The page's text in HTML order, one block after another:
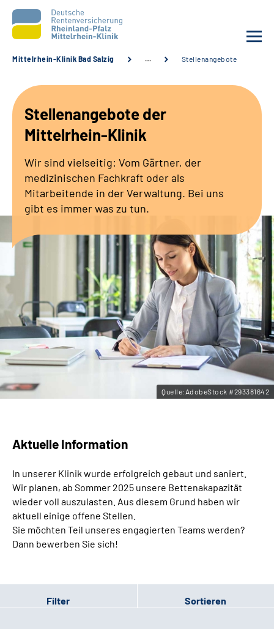
Unsere Angebote
Karriere
Zuweisende &
Leichte Sprache
Gebärdensprache
Mittelrhein-Klinik Bad Salzig … Stellenangebote
Stellenangebote der
Mittelrhein-Klinik
Wir sind vielseitig: Vom Gärtner, der
medizinischen Fachkraft oder als
Mitarbeitende in der Verwaltung. Bei uns
gibt es immer was zu tun.
Quelle:AdobeStock #293381642
Aktuelle Information
In unserer Klinik wurde erfolgreich gebaut und saniert.
Wir planen, ab Sommer 2025 unsere Bettenakapazität
wieder voll auszulasten. Aus diesem Grund haben wir
aktuell einige offene Stellen.
Sie möchten Teil unseres engagierten Teams werden?
Dann bewerben Sie sich!
Filter Sortieren